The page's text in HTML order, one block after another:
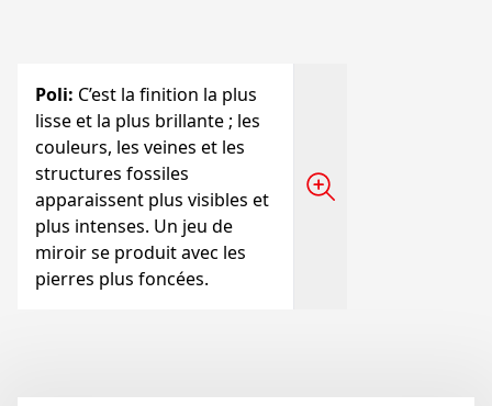
Poli: C’est la finition la plus
lisse et la plus brillante ; les
couleurs, les veines et les
structures fossiles
apparaissent plus visibles et
plus intenses. Un jeu de
miroir se produit avec les
pierres plus foncées.